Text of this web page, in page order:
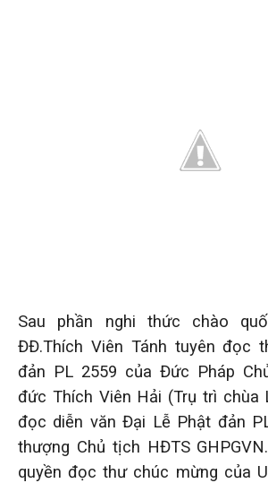
Sau phần nghi thức chào
ĐĐ.Thích Viên Tánh tuyên đọc
đản PL 2559 của Đức Pháp
đức Thích Viên Hải (Trụ trì chùa
đọc diễn văn Đại Lễ Phật đản
thượng Chủ tịch HĐTS
quyền đọc thư chúc mừng của